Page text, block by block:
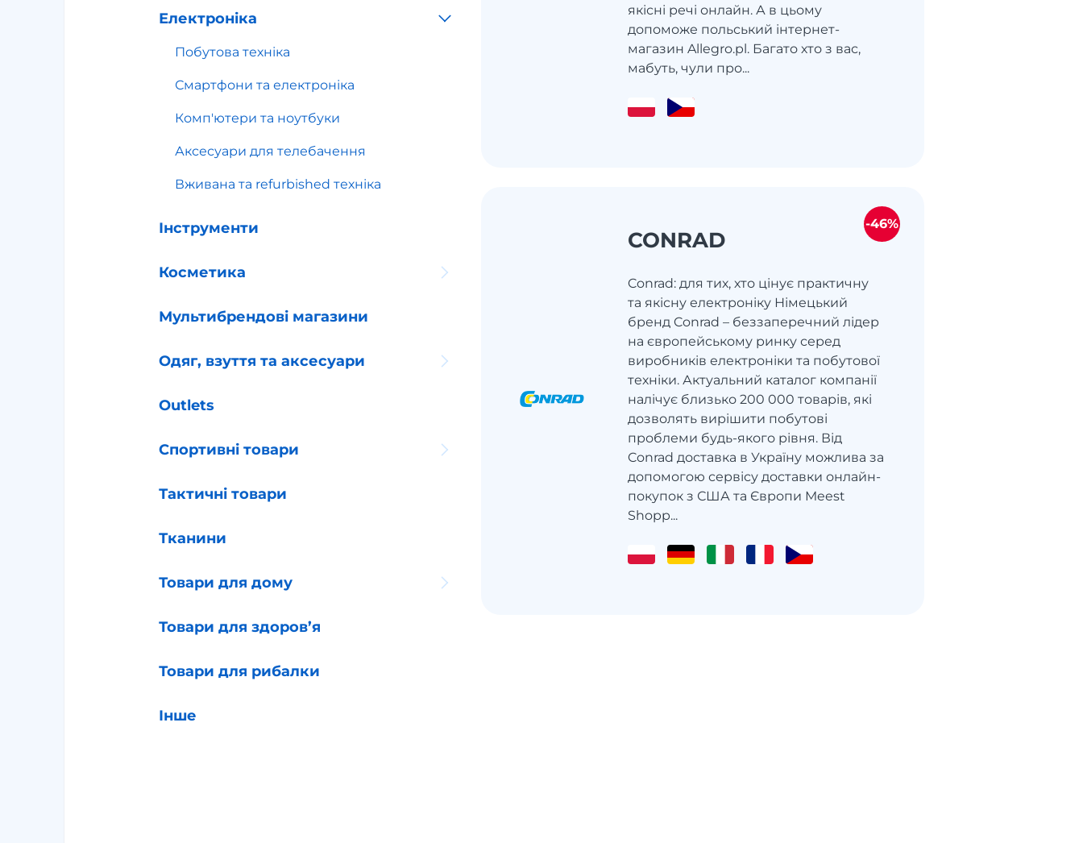
Електроніка
Побутова техніка
Смартфони та електроніка
Комп'ютери та ноутбуки
Аксесуари для телебачення
Вживана та refurbished техніка
Інструменти
Косметика
Мультибрендові магазини
Одяг, взуття та аксесуари
Outlets
Спортивні товари
Тактичні товари
Тканини
Товари для дому
Товари для здоров’я
Товари для рибалки
Інше
якісні речі онлайн. А в цьому
допоможе польський інтернет-
магазин Allegro.pl. Багато хто з вас,
мабуть, чули про...
CONRAD
Conrad: для тих, хто цінує практичну
та якісну електроніку Німецький
бренд Conrad – беззаперечний лідер
на європейському ринку серед
виробників електроніки та побутової
техніки. Актуальний каталог компанії
налічує близько 200 000 товарів, які
дозволять вирішити побутові
проблеми будь-якого рівня. Від
Conrad доставка в Україну можлива за
допомогою сервісу доставки онлайн-
покупок з США та Європи Meest
Shopp...
-46%